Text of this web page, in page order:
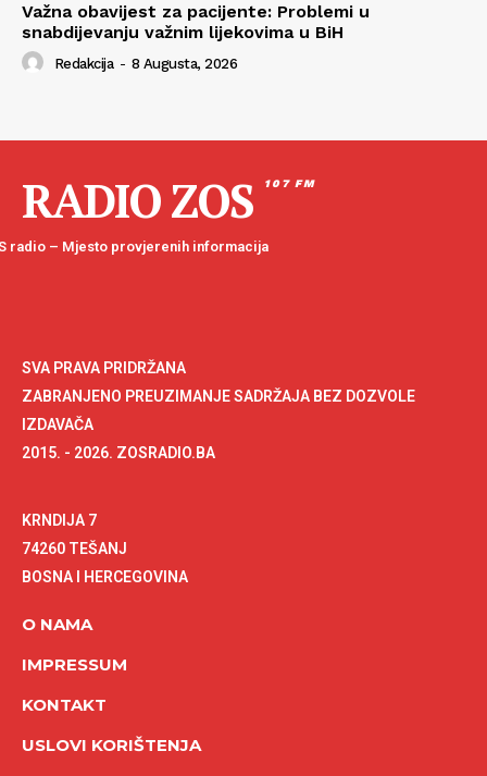
Važna obavijest za pacijente: Problemi u
snabdijevanju važnim lijekovima u BiH
Redakcija - 8 Augusta, 2026
RADIO ZOS 107 FM
radio – Mjesto provjerenih informacija
SVA PRAVA PRIDRŽANA
ZABRANJENO PREUZIMANJE SADRŽAJA BEZ DOZVOLE
IZDAVAČA
2015. - 2026. ZOSRADIO.BA
KRNDIJA 7
74260 TEŠANJ
BOSNA I HERCEGOVINA
O NAMA
IMPRESSUM
KONTAKT
USLOVI KORIŠTENJA